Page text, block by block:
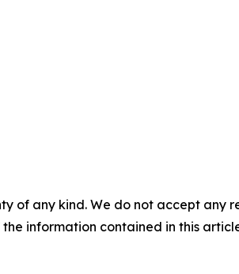
of any kind. We do not accept
information contained in this